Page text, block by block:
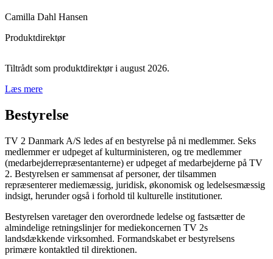
Camilla Dahl Hansen
Produktdirektør
Tiltrådt som produktdirektør i august 2026.
Læs mere
Bestyrelse
TV 2 Danmark A/S ledes af en bestyrelse på ni medlemmer. Seks
medlemmer er udpeget af kulturministeren, og tre medlemmer
(medarbejderrepræsentanterne) er udpeget af medarbejderne på TV
2. Bestyrelsen er sammensat af personer, der tilsammen
repræsenterer mediemæssig, juridisk, økonomisk og ledelsesmæssig
indsigt, herunder også i forhold til kulturelle institutioner.
Bestyrelsen varetager den overordnede ledelse og fastsætter de
almindelige retningslinjer for mediekoncernen TV 2s
landsdækkende virksomhed. Formandskabet er bestyrelsens
primære kontaktled til direktionen.